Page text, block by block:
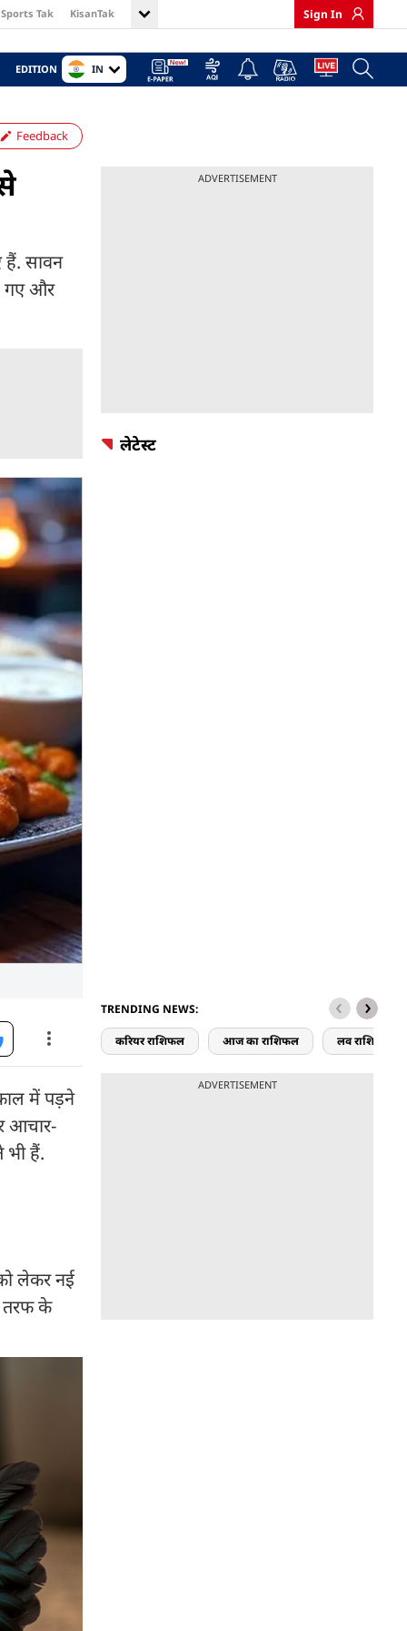
Sports Tak KisanTak Sign In
EDITION IN
Feedback
हैं. सावन
गए और
में पड़ने
आचार-
भी हैं.
लेकर नई
तरफ के
ADVERTISEMENT
लेटेस्ट
TRENDING NEWS:
करियर राशिफल आज का राशिफल लव राशिफल
ADVERTISEMENT